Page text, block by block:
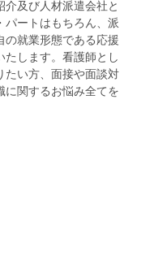
及び人材派遣会社と
パートはもちろん、派
の就業形態である応援
たします。看護師とし
たい方、面接や面談対
に関するお悩み全てを